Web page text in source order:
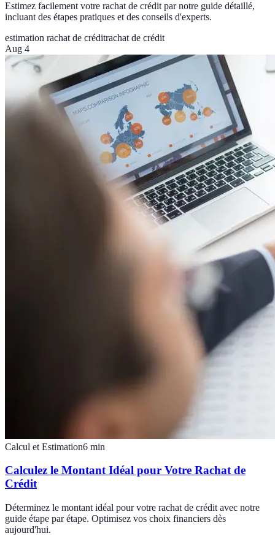
Estimez facilement votre rachat de crédit par notre guide détaillé,
incluant des étapes pratiques et des conseils d'experts.
estimation rachat de créditrachat de crédit
Aug 4
Calcul et Estimation6 min
Calculez le Montant Idéal pour Votre Rachat de
Crédit
Déterminez le montant idéal pour votre rachat de crédit avec notre
guide étape par étape. Optimisez vos choix financiers dès
aujourd'hui.